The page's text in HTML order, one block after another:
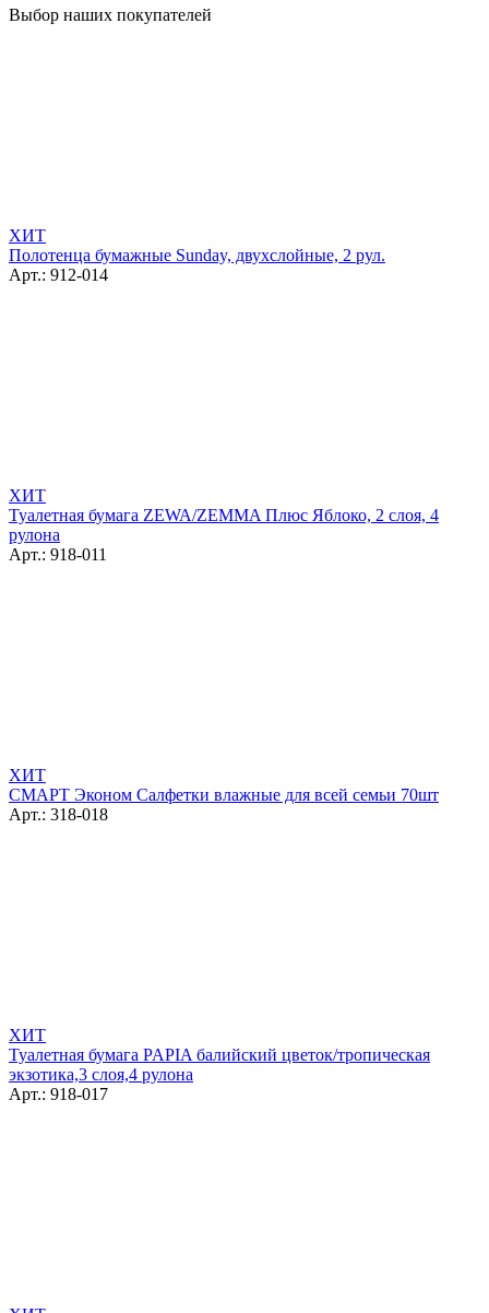
Выбор наших покупателей
ХИТ
Полотенца бумажные Sunday, двухслойные, 2 рул.
Арт.: 912-014
ХИТ
Туалетная бумага ZEWA/ZEMMA Плюс Яблоко, 2 слоя, 4
рулона
Арт.: 918-011
ХИТ
СМАРТ Эконом Салфетки влажные для всей семьи 70шт
Арт.: 318-018
ХИТ
Туалетная бумага PAPIA балийский цветок/тропическая
экзотика,3 слоя,4 рулона
Арт.: 918-017